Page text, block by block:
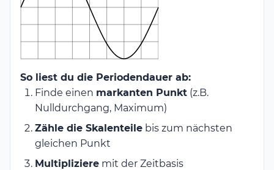
So liest du die Periodendauer ab:
Finde einen markanten Punkt (z.B.
Nulldurchgang, Maximum)
Zähle die Skalenteile bis zum nächsten
gleichen Punkt
Multipliziere mit der Zeitbasis